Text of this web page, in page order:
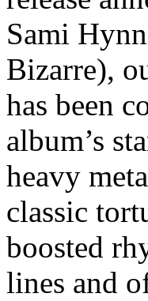
Sami
Bizarre),
has been
album’s
heavy
classic
boosted
lines and